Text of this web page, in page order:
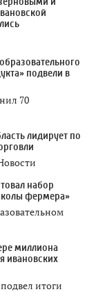
подвели в
70
лидирует по
набор
фермера»
миллиона
ивановских
итоги